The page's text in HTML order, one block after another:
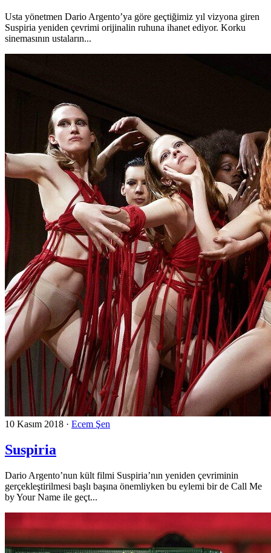
Usta yönetmen Dario Argento’ya göre geçtiğimiz yıl vizyona giren
Suspiria yeniden çevrimi orijinalin ruhuna ihanet ediyor. Korku
sinemasının ustaların...
10 Kasım 2018 · Ecem Şen
Suspiria
Dario Argento’nun kült filmi Suspiria’nın yeniden çevriminin
gerçekleştirilmesi başlı başına önemliyken bu eylemi bir de Call Me
by Your Name ile geçt...